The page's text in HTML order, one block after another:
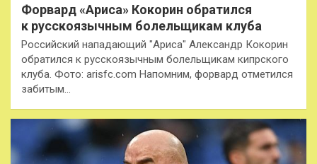
Форвард «Ариса» Кокорин обратился
к русскоязычным болельщикам клуба
Российский нападающий "Ариса" Александр Кокорин
обратился к русскоязычным болельщикам кипрского
клуба. Фото: arisfc.com Напомним, форвард отметился
забитым…